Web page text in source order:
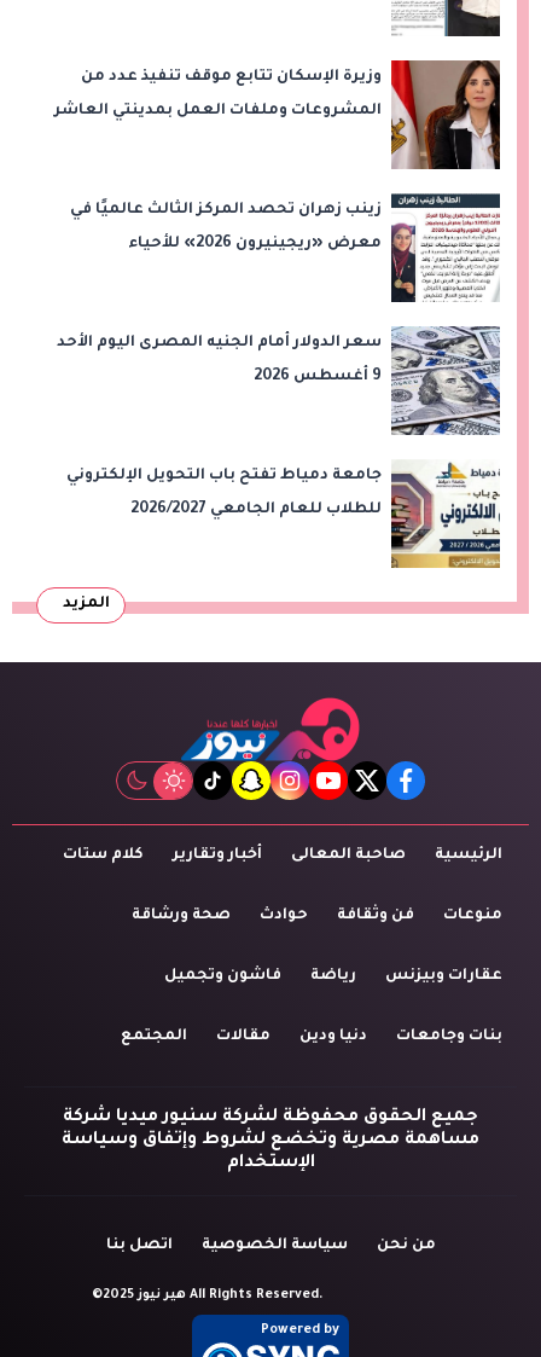
وزيرة الإسكان تتابع موقف تنفيذ عدد من
المشروعات وملفات العمل بمدينتي العاشر
زينب زهران تحصد المركز الثالث عالميًا في
معرض «ريجينيرون 2026» للأحياء
سعر الدولار أمام الجنيه المصرى اليوم الأحد
9 أغسطس 2026
جامعة دمياط تفتح باب التحويل الإلكتروني
للطلاب للعام الجامعي 2026/2027
المزيد
facebook
twitter
youtube
instagram
snapchat
tiktok
الرئيسية صاحبة المعالى أخبار وتقارير كلام ستات
منوعات فن وثقافة حوادث صحة ورشاقة
عقارات وبيزنس رياضة فاشون وتجميل
بنات وجامعات دنيا ودين مقالات المجتمع
جميع الحقوق محفوظة لشركة سنيور ميديا شركة
مساهمة مصرية وتخضع لشروط وإتفاق وسياسة
الإستخدام
من نحن سياسة الخصوصية اتصل بنا
©2025 هير نيوز All Rights Reserved.
Powered by